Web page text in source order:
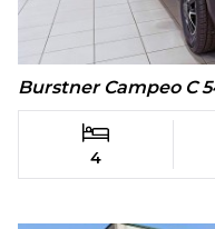
Burstner Campeo C
4